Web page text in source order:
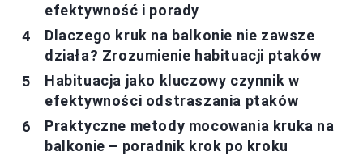
efektywność i porady
Dlaczego kruk na balkonie nie zawsze
działa? Zrozumienie habituacji ptaków
Habituacja jako kluczowy czynnik w
efektywności odstraszania ptaków
Praktyczne metody mocowania kruka na
balkonie – poradnik krok po kroku